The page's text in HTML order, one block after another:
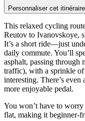
Personnaliser cet itinéraire
This relaxed cycling
Reutov to Ivanovskoye,
It’s a short ride—just
daily commute. You’ll
asphalt, passing through
traffic), with a sprinkle of
interesting. There’s
more enjoyable pedal.
You won’t have to
flat, making it beginner-